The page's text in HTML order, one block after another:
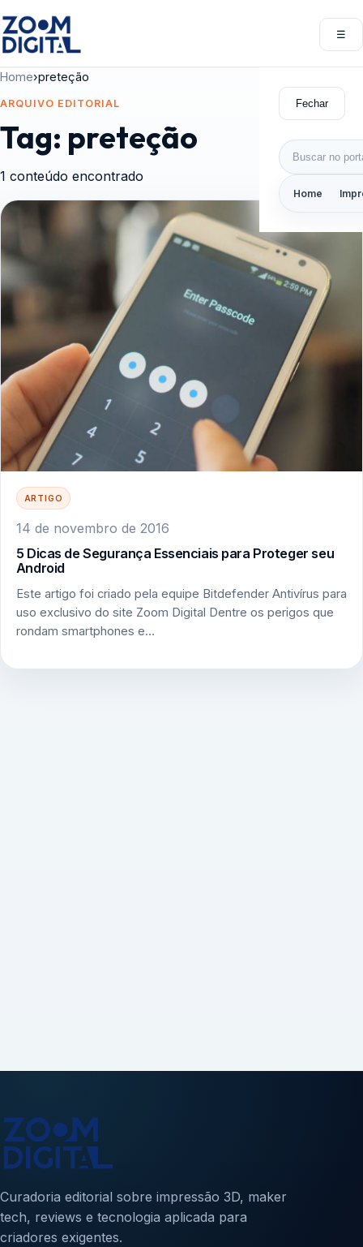
☰
Fechar
Buscar por:
Home
Home›preteção
ARQUIVO EDITORIAL
Tag: preteção
1 conteúdo encontrado
ARTIGO
14 de novembro de 2016
5 Dicas de Segurança Essenciais para Proteger seu
Android
Este artigo foi criado pela equipe Bitdefender Antivírus para
uso exclusivo do site Zoom Digital Dentre os perigos que
rondam smartphones e…
Curadoria editorial sobre impressão 3D, maker
tech, reviews e tecnologia aplicada para
criadores exigentes.